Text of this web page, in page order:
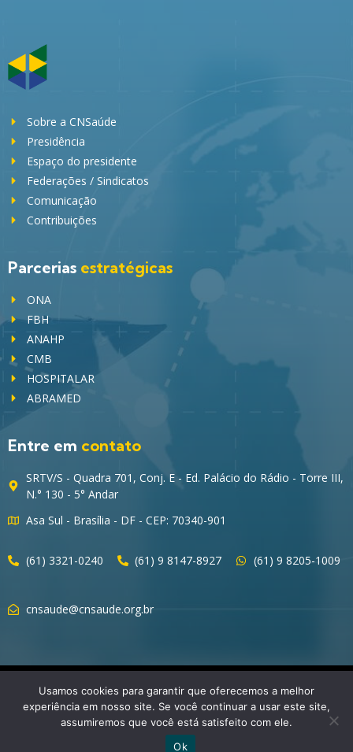
Sobre a CNSaúde
Presidência
Espaço do presidente
Federações / Sindicatos
Comunicação
Contribuições
Parcerias estratégicas
ONA
FBH
ANAHP
CMB
HOSPITALAR
ABRAMED
Entre em contato
SRTV/S - Quadra 701, Conj. E - Ed. Palácio do Rádio - Torre III,
N.° 130 - 5° Andar
Asa Sul - Brasília - DF - CEP: 70340-901
(61) 3321-0240 (61) 9 8147-8927 (61) 9 8205-1009
cnsaude@cnsaude.org.br
Usamos cookies para garantir que oferecemos a melhor
experiência em nosso site. Se você continuar a usar este site,
assumiremos que você está satisfeito com ele.
Ok